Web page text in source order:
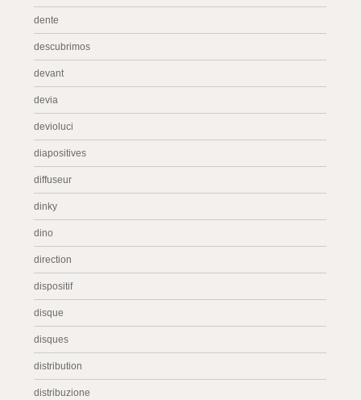
dente
descubrimos
devant
devia
devioluci
diapositives
diffuseur
dinky
dino
direction
dispositif
disque
disques
distribution
distribuzione